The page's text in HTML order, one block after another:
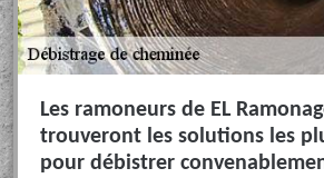
Les ramoneurs de EL
trouveront les solutions les
pour débistrer